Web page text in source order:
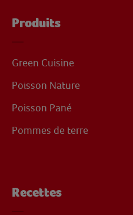
Produits
Green Cuisine
Poisson Nature
Poisson Pané
Pommes de terre
Recettes